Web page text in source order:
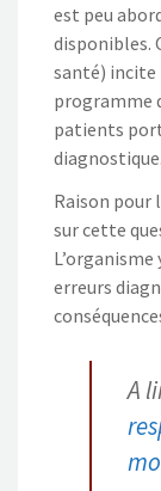
est peu
disponibles.
santé) incite
programme
patients
diagnostique.
Raison pour
sur cette
erreurs
A